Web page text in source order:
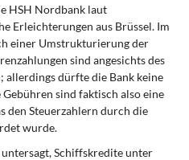
HSH Nordbank laut
Erleichterungen aus Brüssel. Im
einer Umstrukturierung der
sind angesichts des
allerdings dürfte die Bank keine
sind faktisch also eine
den Steuerzahlern durch die
wurde.
Schiffskredite unter